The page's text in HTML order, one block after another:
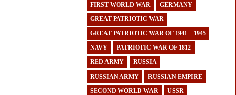
FIRST WORLD WAR GERMANY
GREAT PATRIOTIC WAR
GREAT PATRIOTIC WAR OF 1941—1945
NAVY PATRIOTIC WAR OF 1812
RED ARMY RUSSIA
RUSSIAN ARMY RUSSIAN EMPIRE
SECOND WORLD WAR USSR